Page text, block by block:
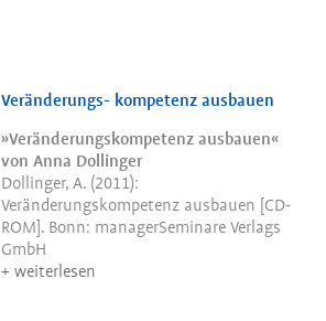
Veränderungs- kompetenz ausbauen
»Veränderungskompetenz ausbauen«
von Anna Dollinger
Dollinger, A. (2011):
Veränderungskompetenz ausbauen [CD-
ROM]. Bonn: managerSeminare Verlags
GmbH
weiterlesen